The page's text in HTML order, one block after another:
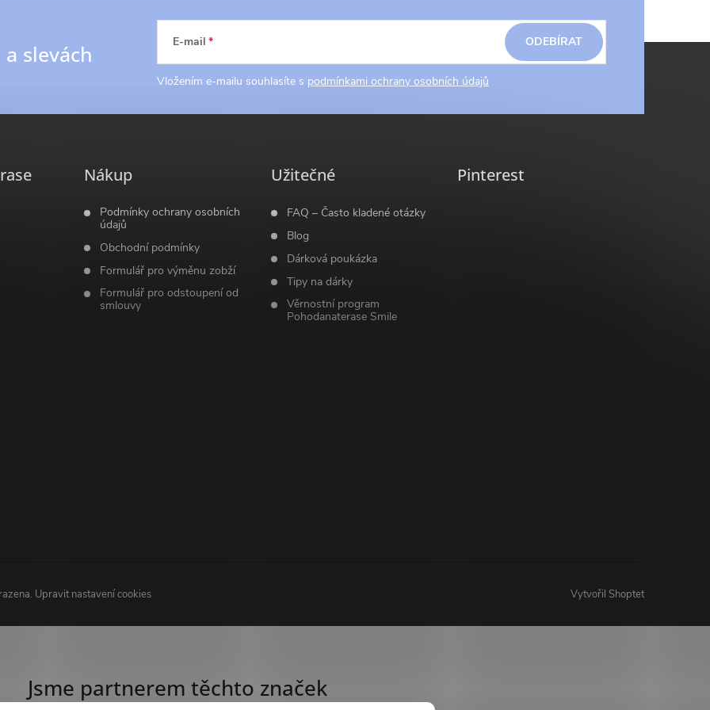
a slevách E-mail
Vložením e-mailu souhlasíte s podmínkami ochrany osobních údajů
ODEBÍRAT
Nákup
Podmínky ochrany osobních
údajů
Obchodní podmínky
Formulář pro výměnu zobží
Formulář pro odstoupení od
smlouvy
Užitečné
FAQ – Často kladené otázky
Blog
Dárková poukázka
Tipy na dárky
Věrnostní program
Pohodanaterase Smile
Pinterest
Vytvořil Shoptet
Upravit nastavení cookies
Jsme partnerem těchto značek